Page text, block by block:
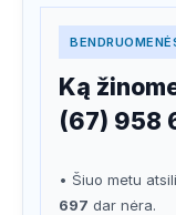
Ką
(67) 958
• Šiuo metu
697 dar nėra.